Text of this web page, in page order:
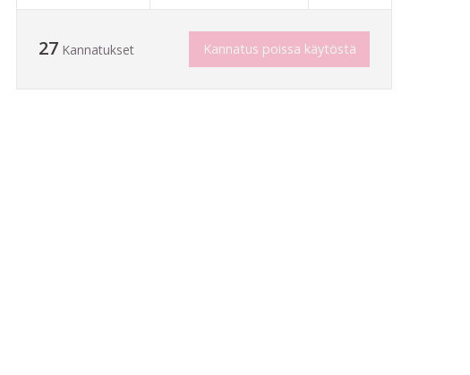
27 Kannatukset Kannatus poissa käytöstä